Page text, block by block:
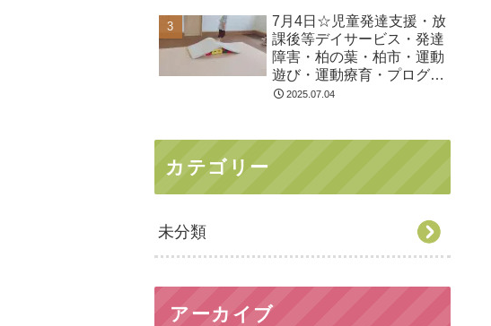
7月4日☆児童発達支援・放
課後等デイサービス・発達
障害・柏の葉・柏市・運動
遊び・運動療育・プログラ
ム・楽しい療育
2025.07.04
カテゴリー
未分類
アーカイブ